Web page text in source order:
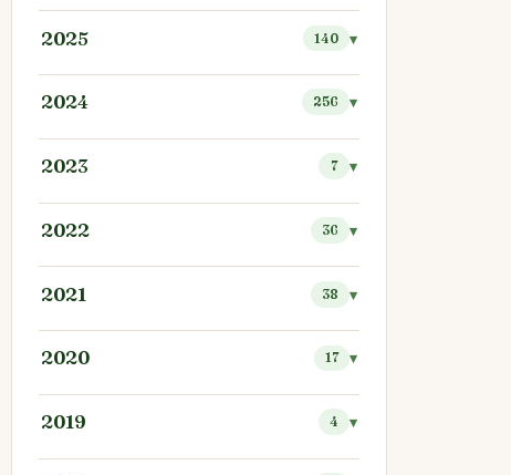
2025 140
2024 256
2023 7
2022 36
2021 38
2020 17
2019 4